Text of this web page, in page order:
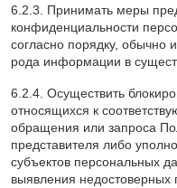
6.2.3. Принимать меры
конфиденциальности
согласно порядку, обычно
рода информации в
6.2.4. Осуществить
относящихся к
обращения или запроса
представителя либо
субъектов персональных
выявления